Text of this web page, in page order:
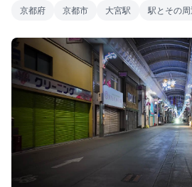
京都府 京都市 大宮駅 駅とその周